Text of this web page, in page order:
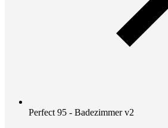
Perfect 95 - Badezimmer v2